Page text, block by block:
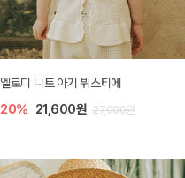
엘로디 니트 아기 뷔스티에
20% 21,600원 27,000원